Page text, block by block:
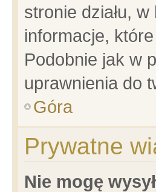
stronie działu,
informacje,
Podobnie jak w
uprawnienia do
Góra
Prywatne
Nie mogę